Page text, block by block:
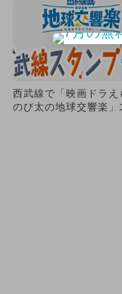
西武線で「映画ドラえ
のび太の地球交響楽」